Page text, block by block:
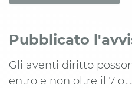
Pubblicato
Gli aventi diritto
entro e non oltre il 7